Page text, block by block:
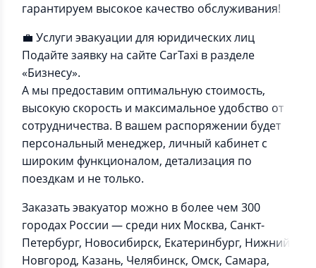
гарантируем высокое качество обслуживания!
💼 Услуги эвакуации для юридических лиц
Подайте заявку на сайте CarTaxi в разделе
«Бизнесу».
А мы предоставим оптимальную стоимость,
высокую скорость и максимальное удобство от
сотрудничества. В вашем распоряжении будет
персональный менеджер, личный кабинет с
широким функционалом, детализация по
поездкам и не только.
Заказать эвакуатор можно в более чем 300
городах России — среди них Москва, Санкт-
Петербург, Новосибирск, Екатеринбург, Нижний
Новгород, Казань, Челябинск, Омск, Самара,